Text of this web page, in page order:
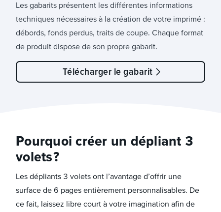
Les gabarits présentent les différentes informations
techniques nécessaires à la création de votre imprimé :
débords, fonds perdus, traits de coupe. Chaque format
de produit dispose de son propre gabarit.
Télécharger le gabarit
Pourquoi créer un dépliant 3
volets ?
Les dépliants 3 volets ont l’avantage d’offrir une
surface de 6 pages entièrement personnalisables. De
ce fait, laissez libre court à votre imagination afin de